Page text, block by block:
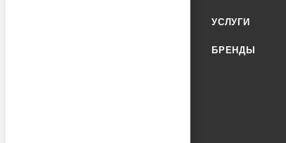
УСЛУГИ
БРЕНДЫ